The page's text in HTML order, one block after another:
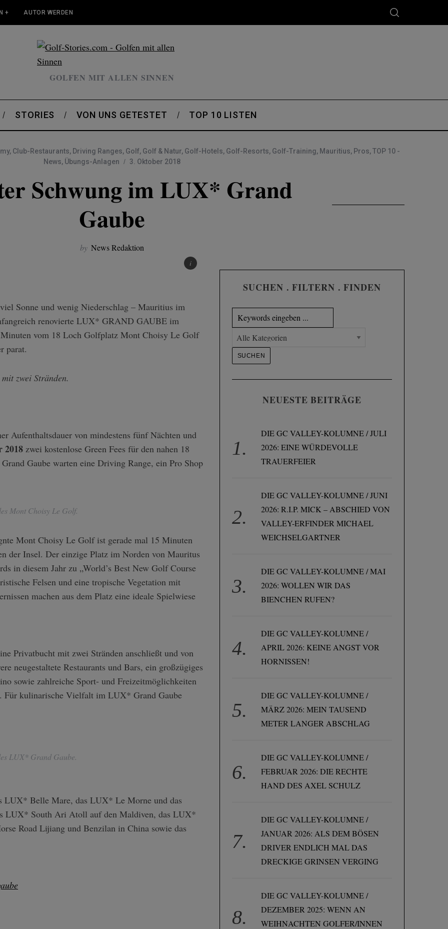
+ AUTOR WERDEN
GOLFEN MIT ALLEN SINNEN
STORIES VON UNS GETESTET TOP 10 LISTEN
, Club-Restaurants, Driving Ranges, Golf, Golf & Natur, Golf-Hotels, Golf-Resorts, Golf-Training, Mauritius, Pros,TOP 10 -
News, Übungs-Anlagen 3. Oktober 2018
Schwung im LUX* Grand
Gaube
by News Redaktion
renovierte LUX* GRAND GAUBE im
vom 18 Loch Golfplatz Mont Choisy Le Golf
parat.
zwei Stränden.
Aufenthaltsdauer von mindestens fünf Nächten und
2018 zwei kostenlose Green Fees für den nahen 18
Gaube warten eine Driving Range, ein Pro Shop
Mont Choisy Le Golf.
Mont Choisy Le Golf ist gerade mal 15 Minuten
der Insel. Der einzige Platz im Norden von Mauritus
in diesem Jahr zu „World’s Best New Golf Course
Felsen und eine tropische Vegetation mit
machen aus dem Platz eine ideale Spielwiese
Privatbucht mit zwei Stränden anschließt und von
neugestaltete Restaurants und Bars, ein großzügiges
sowie zahlreiche Sport- und Freizeitmöglichkeiten
Für kulinarische Vielfalt im LUX* Grand Gaube
LUX* Grand Gaube.
LUX* Belle Mare, das LUX* Le Morne und das
LUX* South Ari Atoll auf den Maldiven, das LUX*
Road Lijiang und Benzilan in China sowie das
SUCHEN . FILTERN . FINDEN
NEUESTE BEITRÄGE
DIE GC VALLEY-KOLUMNE / JULI
2026: EINE WÜRDEVOLLE
TRAUERFEIER
DIE GC VALLEY-KOLUMNE / JUNI
2026: R.I.P. MICK – ABSCHIED VON
VALLEY-ERFINDER MICHAEL
WEICHSELGARTNER
DIE GC VALLEY-KOLUMNE / MAI
2026: WOLLEN WIR DAS
BIENCHEN RUFEN?
DIE GC VALLEY-KOLUMNE /
APRIL 2026: KEINE ANGST VOR
HORNISSEN!
DIE GC VALLEY-KOLUMNE /
MÄRZ 2026: MEIN TAUSEND
METER LANGER ABSCHLAG
DIE GC VALLEY-KOLUMNE /
FEBRUAR 2026: DIE RECHTE
HAND DES AXEL SCHULZ
DIE GC VALLEY-KOLUMNE /
JANUAR 2026: ALS DEM BÖSEN
DRIVER ENDLICH MAL DAS
DRECKIGE GRINSEN VERGING
DIE GC VALLEY-KOLUMNE /
DEZEMBER 2025: WENN AN
WEIHNACHTEN GOLFER/INNEN